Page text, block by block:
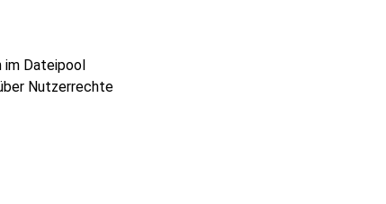
im Dateipool
Nutzerrechte